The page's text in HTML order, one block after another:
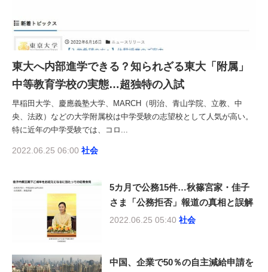
東大へ内部進学できる？知られざる東大「附属」
中等教育学校の実態…超独特の入試
早稲田大学、慶應義塾大学、MARCH（明治、青山学院、立教、中
央、法政）などの大学附属校は中学受験の志望校として人気が高い。
特に近年の中学受験では、コロ...
2022.06.25 06:00 社会
5カ月で公務15件…秋篠宮家・佳子
さま「公務拒否」報道の真相と誤解
2022.06.25 05:40 社会
中国、企業で50％の自主減給申請を